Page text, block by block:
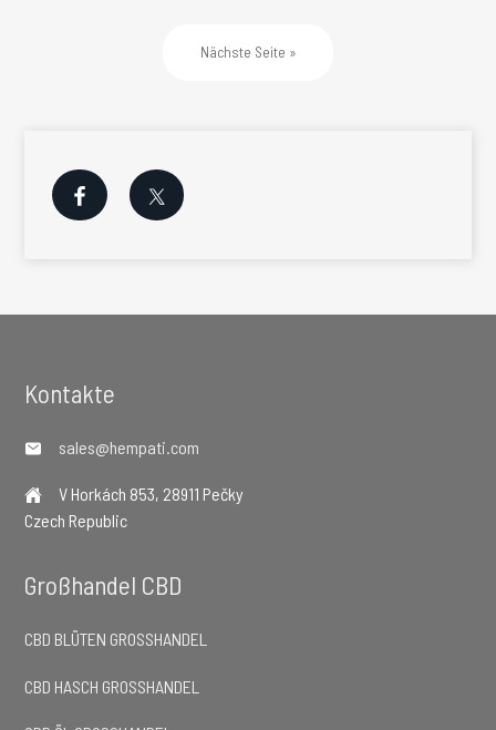
Nächste Seite »
Footer
Kontakte
sales@hempati.com
V Horkách 853, 28911 Pečky
Czech Republic
Großhandel CBD
CBD BLÜTEN GROSSHANDEL
CBD HASCH GROSSHANDEL